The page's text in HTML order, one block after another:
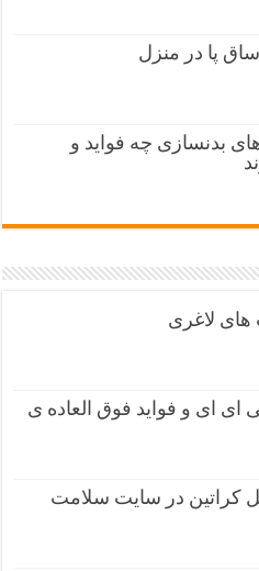
پا در منزل
بدنسازی چه فواید و
های لاغری
ای و فواید فوق العاده ی
کراتین در سایت سلامت